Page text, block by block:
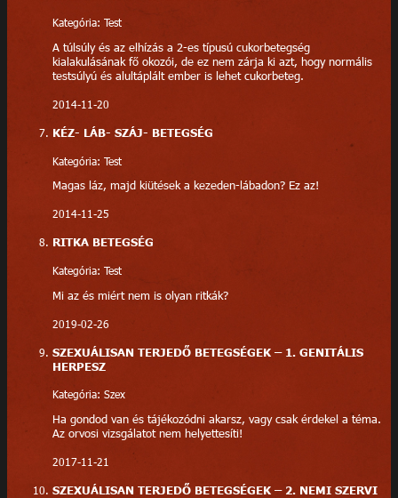
Kategória: Test
A túlsúly és az elhízás a 2-es típusú cukorbetegség
kialakulásának fő okozói, de ez nem zárja ki azt, hogy normális
testsúlyú és alultáplált ember is lehet cukorbeteg.
2014-11-20
KÉZ- LÁB- SZÁJ- BETEGSÉG
Kategória: Test
Magas láz, majd kiütések a kezeden-lábadon? Ez az!
2014-11-25
RITKA BETEGSÉG
Kategória: Test
Mi az és miért nem is olyan ritkák?
2019-02-26
SZEXUÁLISAN TERJEDŐ BETEGSÉGEK – 1. GENITÁLIS
HERPESZ
Kategória: Szex
Ha gondod van és tájékozódni akarsz, vagy csak érdekel a téma.
Az orvosi vizsgálatot nem helyettesíti!
2017-11-21
SZEXUÁLISAN TERJEDŐ BETEGSÉGEK – 2. NEMI SZERVI